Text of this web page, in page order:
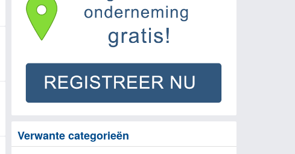
Verwante categorieën